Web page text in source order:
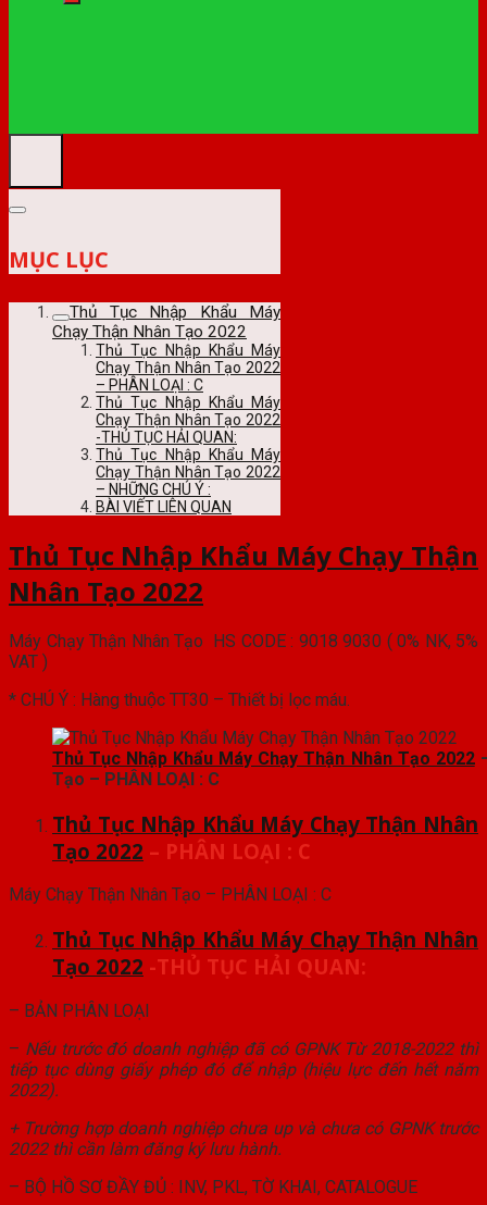
MỤC LỤC
Thủ Tục Nhập Khẩu Máy
Chạy Thận Nhân Tạo 2022
Thủ Tục Nhập Khẩu Máy
Chạy Thận Nhân Tạo 2022
– PHÂN LOẠI : C
Thủ Tục Nhập Khẩu Máy
Chạy Thận Nhân Tạo 2022
-THỦ TỤC HẢI QUAN:
Thủ Tục Nhập Khẩu Máy
Chạy Thận Nhân Tạo 2022
– NHỮNG CHÚ Ý :
BÀI VIẾT LIÊN QUAN
Thủ Tục Nhập Khẩu Máy Chạy Thận
Nhân Tạo 2022
Máy Chạy Thận Nhân Tạo HS CODE : 9018 9030 ( 0% NK, 5%
VAT )
* CHÚ Ý : Hàng thuộc TT30 – Thiết bị lọc máu.
Thủ Tục Nhập Khẩu Máy Chạy Thận Nhân Tạo 2022
Tạo – PHÂN LOẠI : C
Thủ Tục Nhập Khẩu Máy Chạy Thận Nhân
Tạo 2022 – PHÂN LOẠI : C
Máy Chạy Thận Nhân Tạo – PHÂN LOẠI : C
Thủ Tục Nhập Khẩu Máy Chạy Thận Nhân
Tạo 2022 -THỦ TỤC HẢI QUAN:
– BẢN PHÂN LOẠI
– Nếu trước đó doanh nghiệp đã có GPNK Từ 2018-2022 thì
tiếp tục dùng giấy phép đó để nhập (hiệu lực đến hết năm
2022).
+ Trường hợp doanh nghiệp chưa up và chưa có GPNK trước
2022 thì cần làm đăng ký lưu hành.
– BỘ HỒ SƠ ĐẦY ĐỦ : INV, PKL, TỜ KHAI, CATALOGUE